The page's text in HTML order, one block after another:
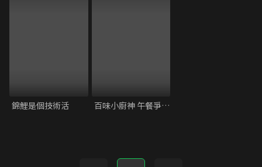
錦鯉是個技術活 百味小廚神 午餐爭霸戰